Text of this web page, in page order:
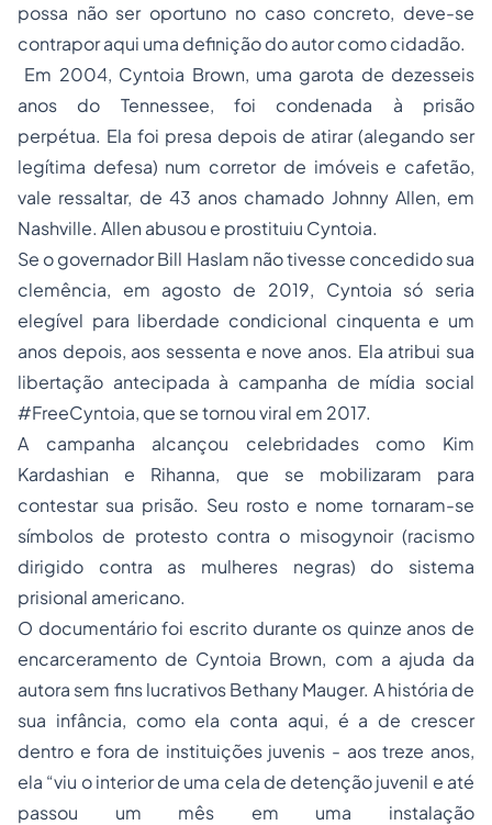
possa não ser oportuno no caso concreto, deve-se
contrapor aqui uma definição do autor como cidadão.
Em 2004, Cyntoia Brown, uma garota de dezesseis
anos do Tennessee, foi condenada à prisão
perpétua. Ela foi presa depois de atirar (alegando ser
legítima defesa) num corretor de imóveis e cafetão,
vale ressaltar, de 43 anos chamado Johnny Allen, em
Nashville. Allen abusou e prostituiu Cyntoia.
Se o governador Bill Haslam não tivesse concedido sua
clemência, em agosto de 2019, Cyntoia só seria
elegível para liberdade condicional cinquenta e um
anos depois, aos sessenta e nove anos. Ela atribui sua
libertação antecipada à campanha de mídia social
#FreeCyntoia, que se tornou viral em 2017.
A campanha alcançou celebridades como Kim
Kardashian e Rihanna, que se mobilizaram para
contestar sua prisão. Seu rosto e nome tornaram-se
símbolos de protesto contra o misogynoir (racismo
dirigido contra as mulheres negras) do sistema
prisional americano.
O documentário foi escrito durante os quinze anos de
encarceramento de Cyntoia Brown, com a ajuda da
autora sem fins lucrativos Bethany Mauger. A história de
sua infância, como ela conta aqui, é a de crescer
dentro e fora de instituições juvenis - aos treze anos,
ela “viu o interior de uma cela de detenção juvenil e até
passou um mês em uma instalação